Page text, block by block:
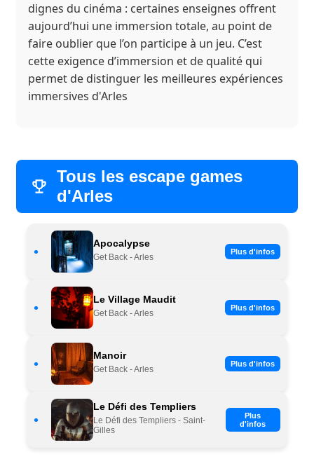
dignes du cinéma : certaines enseignes offrent
aujourd’hui une immersion totale, au point de
faire oublier que l’on participe à un jeu. C’est
cette exigence d’immersion et de qualité qui
permet de distinguer les meilleures expériences
immersives d'Arles
Tous les escape games
d'Arles
•
Apocalypse
Get Back - Arles
Plus d'infos
•
Le Village Maudit
Get Back - Arles
Plus d'infos
•
Manoir
Get Back - Arles
Plus d'infos
•
Le Défi des Templiers
Le Défi des Templiers - Saint-
Gilles
Plus
d'infos